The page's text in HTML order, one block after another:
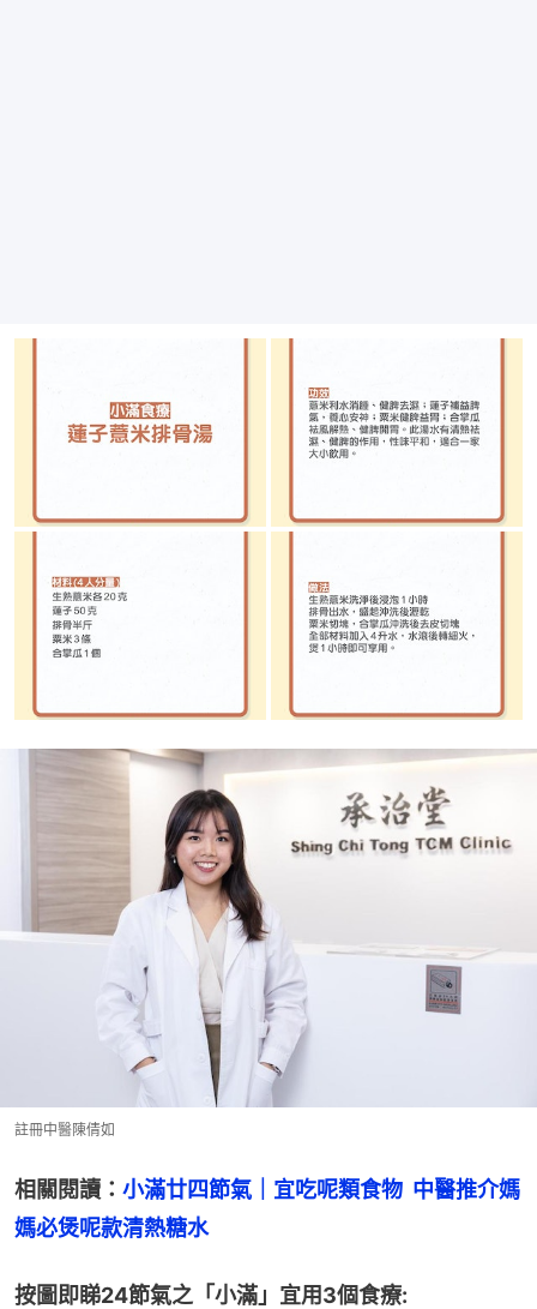
註冊中醫陳倩如
相關閱讀： 小滿廿四節氣｜宜吃呢類食物  中醫推介媽
媽必煲呢款清熱糖水
按圖即睇24節氣之「小滿」宜用3個食療: